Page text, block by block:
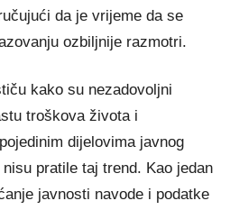
da je vrijeme da se
ozbiljnije razmotri.
kako su nezadovoljni
troškova života i
dijelovima javnog
pratile taj trend. Kao jedan
javnosti navode i podatke